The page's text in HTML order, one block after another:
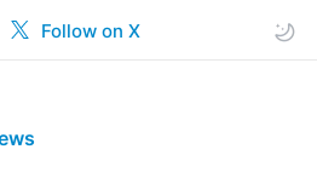
Follow on X